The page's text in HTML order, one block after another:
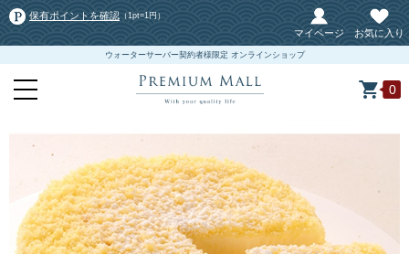
保有ポイントを確認 （1pt=1円）
マイページ お気に入り
ウォーターサーバー契約者様限定 オンラインショップ
0